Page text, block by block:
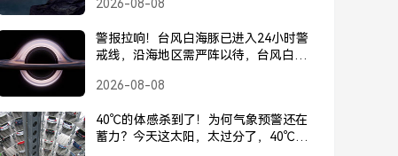
2026-08-08
警报拉响！台风白海豚已进入24小时警
戒线，沿海地区需严阵以待，台风白海
以待
2026-08-08
40℃的体感杀到了！为何气象预警还在
蓄力？今天这太阳，太过分了，40℃体